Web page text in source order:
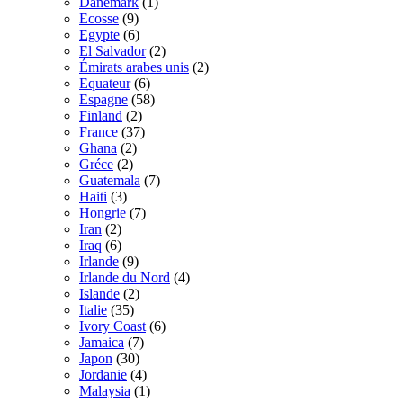
Ecosse (9)
Egypte (6)
El Salvador (2)
Émirats arabes unis (2)
Equateur (6)
Espagne (58)
Finland (2)
France (37)
Ghana (2)
Gréce (2)
Guatemala (7)
Haiti (3)
Hongrie (7)
Iran (2)
Iraq (6)
Irlande (9)
Irlande du Nord (4)
Islande (2)
Italie (35)
Ivory Coast (6)
Jamaica (7)
Japon (30)
Jordanie (4)
Malaysia (1)